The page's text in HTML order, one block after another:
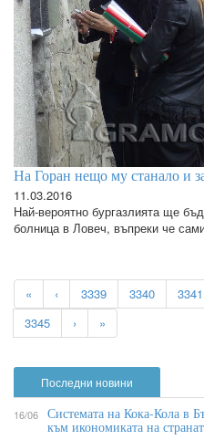
На Горан нещо му станало и
11.03.2016
Най-вероятно бургазлията ще
болница в Ловеч, въпреки че
« ‹ 3339 3340 3341
3345
› »
Последни новини
16/06 Системата на Кока-Кола в
към икономиката на